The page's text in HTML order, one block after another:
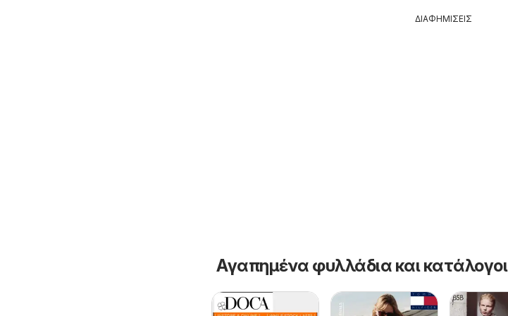
ΔΙΑΦΗΜΙΣΕΙΣ
Αγαπημένα φυλλάδια και κατάλογοι